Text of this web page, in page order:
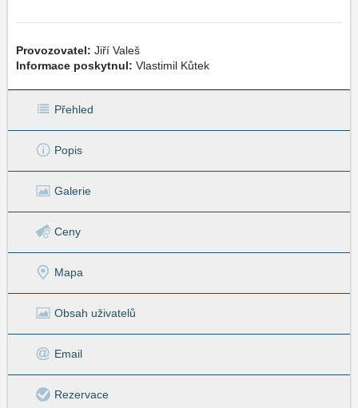
Provozovatel: Jiří Valeš
Informace poskytnul: Vlastimil Kůtek
Přehled
Popis
Galerie
Ceny
Mapa
Obsah uživatelů
Email
Rezervace